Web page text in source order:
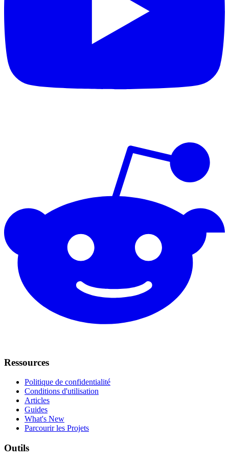
Ressources
Politique de confidentialité
Conditions d'utilisation
Articles
Guides
What's New
Parcourir les Projets
Outils